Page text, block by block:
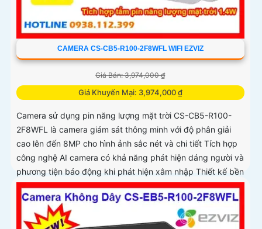
CAMERA CS-CB5-R100-2F8WFL WIFI EZVIZ
Giá Bán: 3,974,000 ₫
Giá Khuyến Mại: 3,974,000 ₫
Camera sử dụng pin năng lượng mặt trời CS-CB5-R100-
2F8WFL là camera giám sát thông minh với độ phân giải
cao lên đến 8MP cho hình ảnh sắc nét và chi tiết Tích hợp
công nghệ AI camera có khả năng phát hiện dáng người và
phương tiện báo động khi phát hiện xâm nhập Thiết kế bền
bỉ chống nước IP65 phù hợp lắp đặt trong mọi điều kiện
thời tiết. Camera An Ninh CS-CB5-R100-2F8WFL có khả
năng còi hú, đèn chớp báo động, Wifi Không Dây, chức